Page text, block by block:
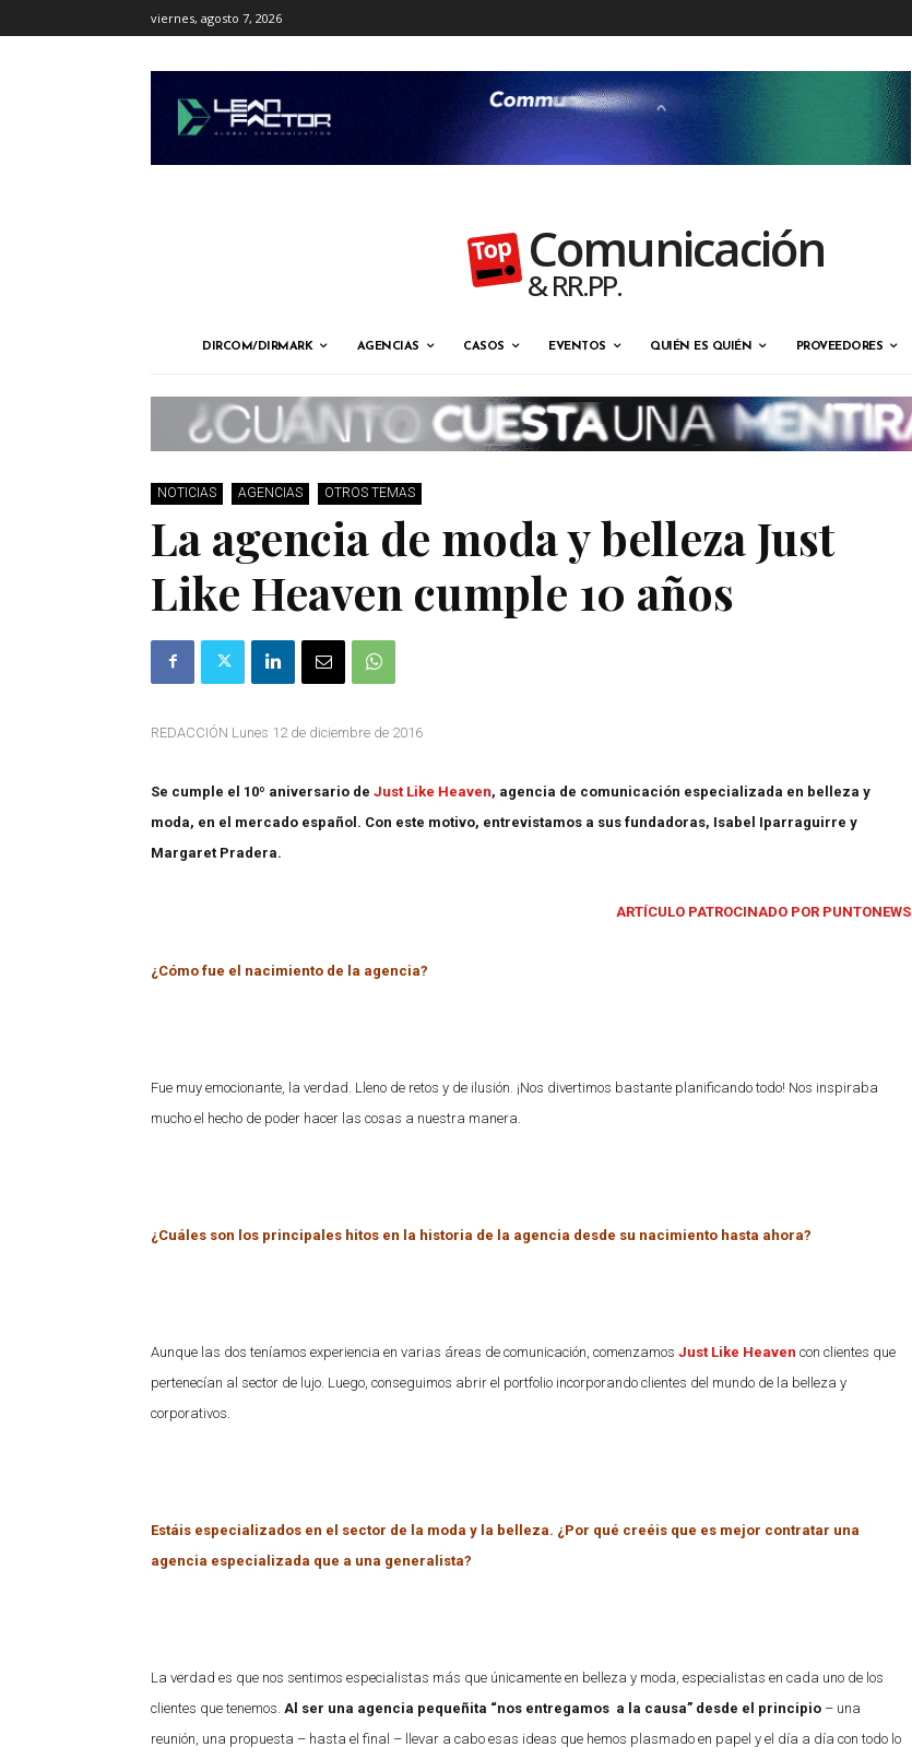
viernes, agosto 7, 2026
Comunicación
& RR.PP.
DIRCOM/DIRMARK AGENCIAS CASOS EVENTOS QUIÉN ES QUIÉN PROVEEDORES
NOTICIAS AGENCIAS OTROS TEMAS
La agencia de moda y belleza Just
Like Heaven cumple 10 años
REDACCIÓN Lunes 12 de diciembre de 2016
Se cumple el 10º aniversario de Just Like Heaven, agencia de comunicación especializada en belleza y
moda, en el mercado español. Con este motivo, entrevistamos a sus fundadoras, Isabel Iparraguirre y
Margaret Pradera.
ARTÍCULO PATROCINADO POR PUNTONEWS
¿Cómo fue el nacimiento de la agencia?
Fue muy emocionante, la verdad. Lleno de retos y de ilusión. ¡Nos divertimos bastante planificando todo! Nos inspiraba
mucho el hecho de poder hacer las cosas a nuestra manera.
¿Cuáles son los principales hitos en la historia de la agencia desde su nacimiento hasta ahora?
Aunque las dos teníamos experiencia en varias áreas de comunicación, comenzamos Just Like Heaven con clientes que
pertenecían al sector de lujo. Luego, conseguimos abrir el portfolio incorporando clientes del mundo de la belleza y
corporativos.
Estáis especializados en el sector de la moda y la belleza. ¿Por qué creéis que es mejor contratar una
agencia especializada que a una generalista?
La verdad es que nos sentimos especialistas más que únicamente en belleza y moda, especialistas en cada uno de los
clientes que tenemos. Al ser una agencia pequeñita “nos entregamos a la causa” desde el principio – una
reunión, una propuesta – hasta el final – llevar a cabo esas ideas que hemos plasmado en papel y el día a día con todo lo